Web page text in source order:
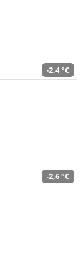
-2,4 °C
-2,6 °C